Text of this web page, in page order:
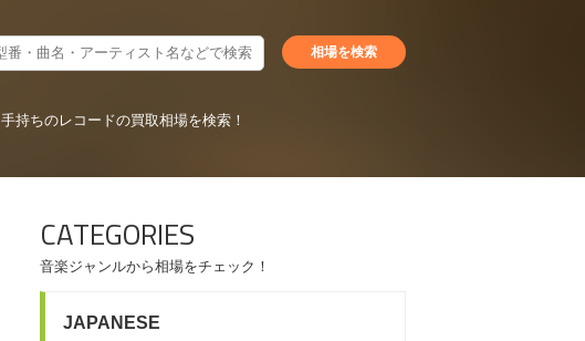
手持ちのレコードの買取相場を検索！
CATEGORIES
音楽ジャンルから相場をチェック！
JAPANESE